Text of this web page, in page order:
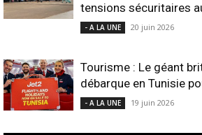
tensions sécuritaires
- A LA UNE 20 juin 2026
Tourisme : Le géant
débarque en Tunisie
- A LA UNE 19 juin 2026